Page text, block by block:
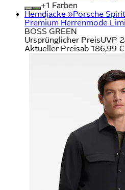
+
Farben
Hemdjacke »Porsche
Premium Herrenmode
BOSS GREEN
Ursprünglicher PreisUVP
Aktueller Preisab 186,99 €